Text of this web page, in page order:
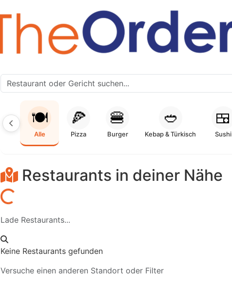
🍽️
Alle
🍕
Pizza
🍔
Burger
🥙
Kebap & Türkisch
🍱
Sushi
Restaurants in deiner Nähe
Laden...
Lade Restaurants...
Keine Restaurants gefunden
Versuche einen anderen Standort oder Filter